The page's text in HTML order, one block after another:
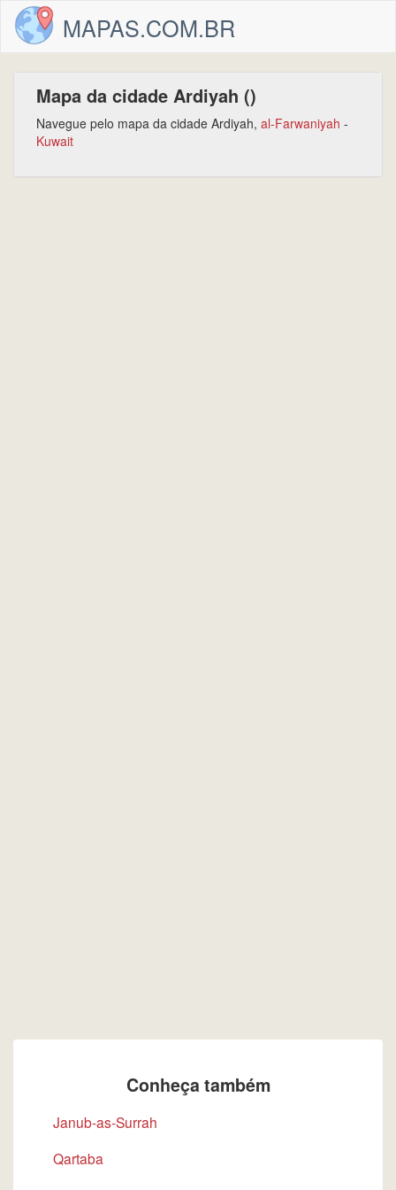
MAPAS.COM.BR
Mapa da cidade Ardiyah ()
Navegue pelo mapa da cidade Ardiyah, al-Farwaniyah -
Kuwait
Conheça também
Janub-as-Surrah
Qartaba